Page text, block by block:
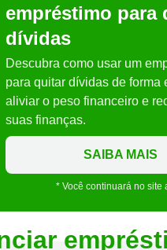
empréstimo para
dívidas
Descubra como usar um
para quitar dívidas de forma
aliviar o peso financeiro e
suas finanças.
SAIBA MAIS
* Você continuará no site